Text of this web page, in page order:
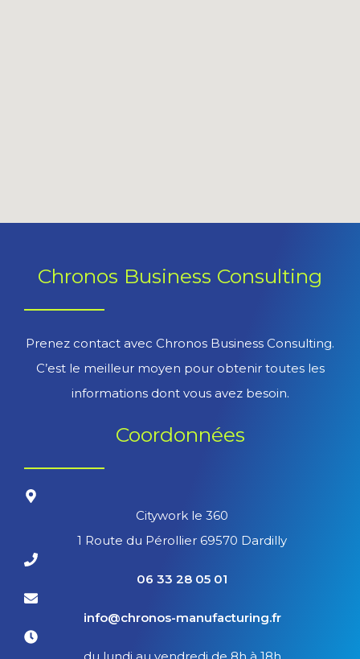
Chronos Business Consulting
Prenez contact avec Chronos Business Consulting.
C’est le meilleur moyen pour obtenir toutes les
informations dont vous avez besoin.
Coordonnées
Citywork le 360
1 Route du Pérollier 69570 Dardilly
06 33 28 05 01
info@chronos-manufacturing.fr